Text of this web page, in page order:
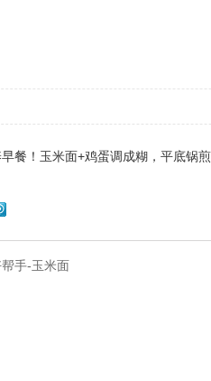
餐！玉米面+鸡蛋调成糊，平底锅
手-玉米面